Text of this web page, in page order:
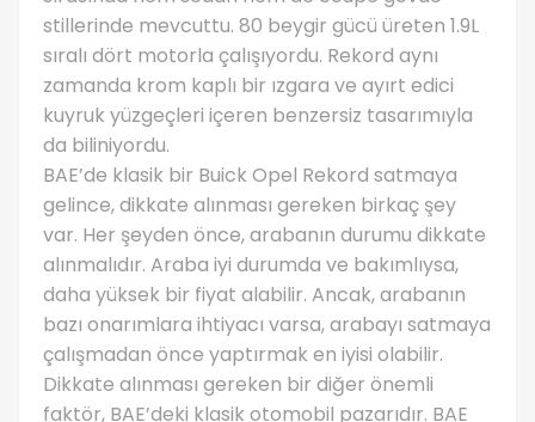
stillerinde mevcuttu. 80 beygir gücü üreten 1.9L
sıralı dört motorla çalışıyordu. Rekord aynı
zamanda krom kaplı bir ızgara ve ayırt edici
kuyruk yüzgeçleri içeren benzersiz tasarımıyla
da biliniyordu.
BAE’de klasik bir Buick Opel Rekord satmaya
gelince, dikkate alınması gereken birkaç şey
var. Her şeyden önce, arabanın durumu dikkate
alınmalıdır. Araba iyi durumda ve bakımlıysa,
daha yüksek bir fiyat alabilir. Ancak, arabanın
bazı onarımlara ihtiyacı varsa, arabayı satmaya
çalışmadan önce yaptırmak en iyisi olabilir.
Dikkate alınması gereken bir diğer önemli
faktör, BAE’deki klasik otomobil pazarıdır. BAE